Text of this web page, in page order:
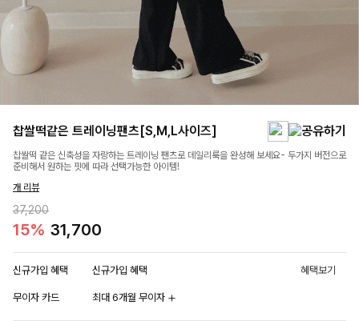
찹쌀떡같은 트레이닝팬츠[S,M,L사이즈]
찹쌀떡 같은 신축성을 자랑하는 트레이닝 팬츠로 데일리룩을 완성해 보세요- 두가지 버전으로
준비해서 원하는 핏에 따라 선택가능한 아이템!
개 리뷰
37,200
15% 31,700
신규가입 혜택 신규가입 혜택 혜택보기
무이자 카드 최대 6개월 무이자